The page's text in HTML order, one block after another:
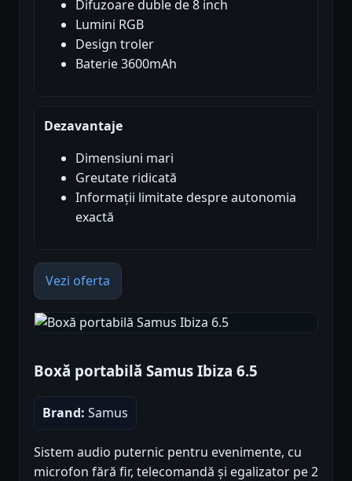
Difuzoare duble de 8 inch
Lumini RGB
Design troler
Baterie 3600mAh
Dezavantaje
Dimensiuni mari
Greutate ridicată
Informații limitate despre autonomia
exactă
Vezi oferta
Boxă portabilă Samus Ibiza 6.5
Brand: Samus
Sistem audio puternic pentru evenimente, cu
microfon fără fir, telecomandă și egalizator pe 2